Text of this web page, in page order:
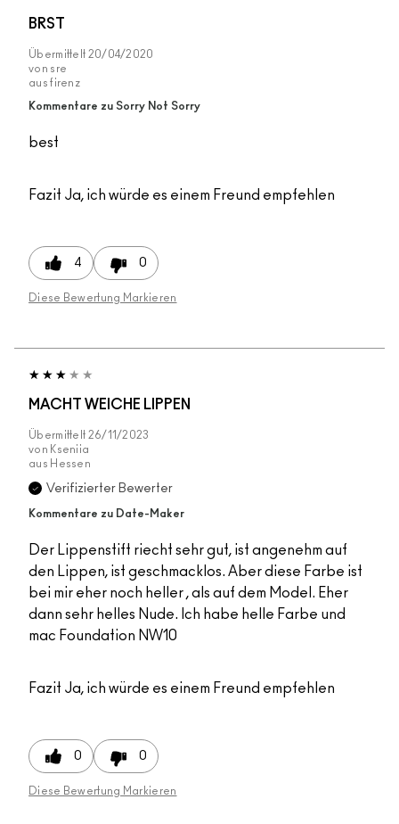
BRST
Übermittelt 20/04/2020
von sre
aus firenz
Kommentare zu Sorry Not Sorry
best
Fazit Ja, ich würde es einem Freund empfehlen
4 0
Diese Bewertung Markieren
MACHT WEICHE LIPPEN
Übermittelt 26/11/2023
von Kseniia
aus Hessen
Verifizierter Bewerter
Kommentare zu Date-Maker
Der Lippenstift riecht sehr gut, ist angenehm auf
den Lippen, ist geschmacklos. Aber diese Farbe ist
bei mir eher noch heller , als auf dem Model. Eher
dann sehr helles Nude. Ich habe helle Farbe und
mac Foundation NW10
Fazit Ja, ich würde es einem Freund empfehlen
0 0
Diese Bewertung Markieren